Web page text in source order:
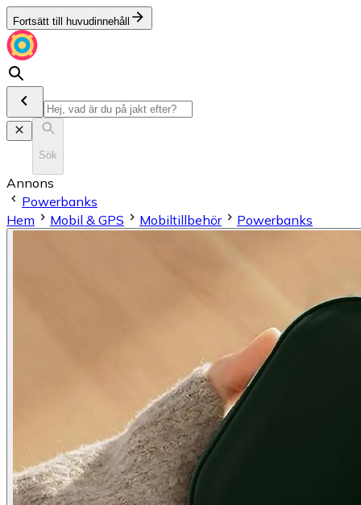
Fortsätt till huvudinnehåll
Sök
Annons
Powerbanks
Hem
Mobil & GPS Mobiltillbehör Powerbanks